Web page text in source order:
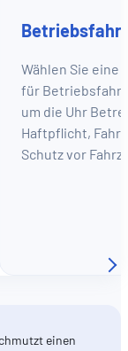
Wählen Sie eine
für
um die Uhr
Haftpflicht,
Schutz vor
einen